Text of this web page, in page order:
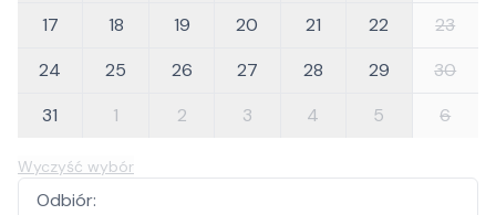
17
18 19 20 21 22
23
24
25 26 27 28 29
30
31
1 2 3 4 5 6
Wyczyść wybór
Odbiór: